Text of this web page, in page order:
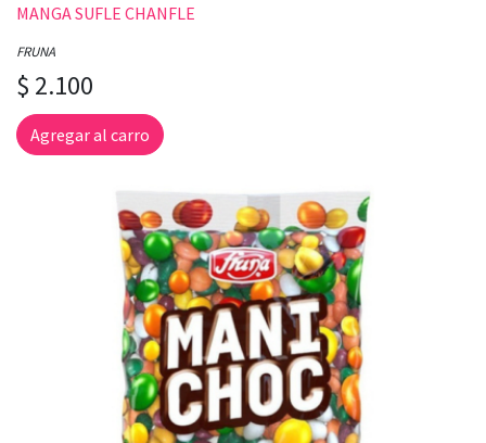
MANGA SUFLE CHANFLE
FRUNA
$ 2.100
Agregar al carro